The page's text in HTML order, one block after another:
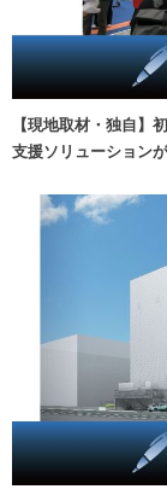
【現地取材・独自】
支援ソリューション